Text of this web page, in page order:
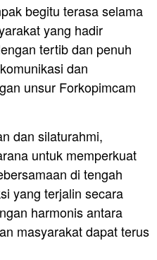
begitu terasa selama
yang hadir
tertib dan penuh
dan
unsur Forkopimcam
dan silaturahmi,
untuk memperkuat
di tengah
yang terjalin secara
harmonis antara
masyarakat dapat terus